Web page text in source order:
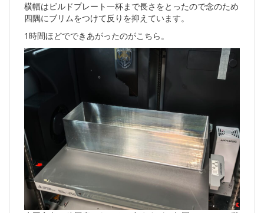
横幅はビルドプレート一杯まで長さをとったので念のため
四隅にブリムをつけて反りを抑えています。
1時間ほどでできあがったのがこちら。